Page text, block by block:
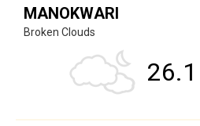
MANOKWARI
Broken Clouds
26.1